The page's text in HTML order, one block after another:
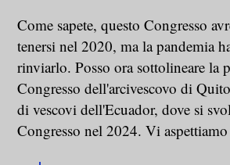
Come sapete, questo Congresso
tenersi nel 2020, ma la pandemia
rinviarlo. Posso ora sottolineare la
Congresso dell'arcivescovo di
di vescovi dell'Ecuador, dove si
Congresso nel 2024. Vi